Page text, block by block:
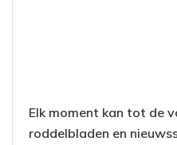
Elk moment kan tot de
roddelbladen en